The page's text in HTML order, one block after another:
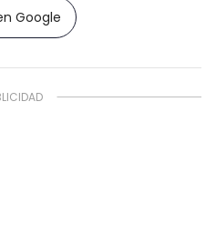
Google